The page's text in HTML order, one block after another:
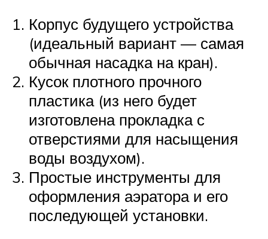
Корпус будущего устройства
(идеальный вариант — самая
обычная насадка на кран).
Кусок плотного прочного
пластика (из него будет
изготовлена прокладка с
отверстиями для насыщения
воды воздухом).
Простые инструменты для
оформления аэратора и его
последующей установки.